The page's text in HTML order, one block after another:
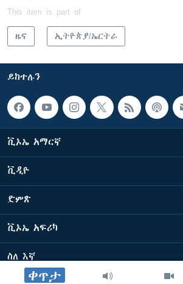
ቀጥታ
This item is part of
ዜና ኢትዮጵያ/ኤርትራ
ይከተሉን
ቪኦኤ አማርኛ
ቪዲዮ
ድምጽ
ቪኦኤ አፍሪካ
ስለ እኛ